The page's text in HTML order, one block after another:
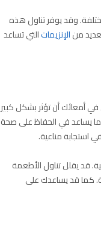
قد تحتوي على ما يصل إلى ٢٨ سلالة بكتيرية مختلفة. وقد يوفر تناول هذه
منالإنزيماتالتي تساعد
في أمعائك أن تؤثر بشكل كبير
يساعد في الحفاظ على صحة
استجابة مناعية.
قد يقلل تناول الأطعمة
كما قد يساعدك على